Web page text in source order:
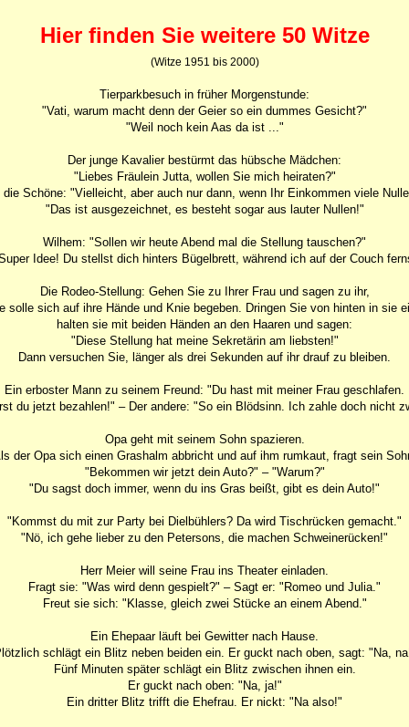
Hier finden Sie weitere 50 Witze
(Witze 1951 bis 2000)
Tierparkbesuch in früher Morgenstunde:
"Vati, warum macht denn der Geier so ein dummes Gesicht?"
"Weil noch kein Aas da ist ..."
Der junge Kavalier bestürmt das hübsche Mädchen:
"Liebes Fräulein Jutta, wollen Sie mich heiraten?"
die Schöne: "Vielleicht, aber auch nur dann, wenn Ihr Einkommen viele
"Das ist ausgezeichnet, es besteht sogar aus lauter Nullen!"
Wilhem: "Sollen wir heute Abend mal die Stellung tauschen?"
Idee! Du stellst dich hinters Bügelbrett, während ich auf der Couch
Die Rodeo-Stellung: Gehen Sie zu Ihrer Frau und sagen zu ihr,
solle sich auf ihre Hände und Knie begeben. Dringen Sie von hinten in sie
halten sie mit beiden Händen an den Haaren und sagen:
"Diese Stellung hat meine Sekretärin am liebsten!"
Dann versuchen Sie, länger als drei Sekunden auf ihr drauf zu bleiben.
Ein erboster Mann zu seinem Freund: "Du hast mit meiner Frau geschlafen.
du jetzt bezahlen!" – Der andere: "So ein Blödsinn. Ich zahle doch nicht
Opa geht mit seinem Sohn spazieren.
der Opa sich einen Grashalm abbricht und auf ihm rumkaut, fragt sein
"Bekommen wir jetzt dein Auto?" – "Warum?"
"Du sagst doch immer, wenn du ins Gras beißt, gibt es dein Auto!"
"Kommst du mit zur Party bei Dielbühlers? Da wird Tischrücken gemacht."
"Nö, ich gehe lieber zu den Petersons, die machen Schweinerücken!"
Herr Meier will seine Frau ins Theater einladen.
Fragt sie: "Was wird denn gespielt?" – Sagt er: "Romeo und Julia."
Freut sie sich: "Klasse, gleich zwei Stücke an einem Abend."
Ein Ehepaar läuft bei Gewitter nach Hause.
schlägt ein Blitz neben beiden ein. Er guckt nach oben, sagt: "Na,
Fünf Minuten später schlägt ein Blitz zwischen ihnen ein.
Er guckt nach oben: "Na, ja!"
Ein dritter Blitz trifft die Ehefrau. Er nickt: "Na also!"